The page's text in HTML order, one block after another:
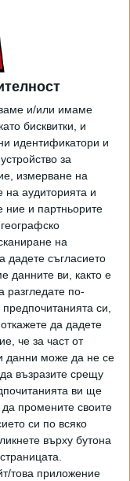
и/или имаме
бисквитки, и
идентификатори и
за
измерване на
на аудиторията и
и партньорите
на
дадете съгласието
данните ви, както е
разгледате по-
си,
да дадете
че за част от
данни може да не се
възразите срещу
ви ще
промените своите
си по всяко
върху бутона
това приложение
има предвид
В тях не живеел
на фирма
постройките,
4 удостоверения
на
Иван
са 42.
събаряне.
После
трябва да ги